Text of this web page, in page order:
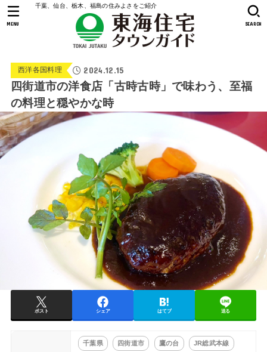
千葉、仙台、栃木、福島の住みよさをご紹介
SEARCH
MENU
西洋各国料理 2024.12.15
四街道市の洋食店「古時古時」で味わう、至福
の料理と穏やかな時
ポスト シェア はてブ 送る
千葉県 四街道市 鷹の台 JR総武本線